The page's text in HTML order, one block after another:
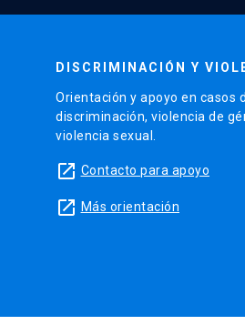
DISCRIMINACIÓN Y
Orientación y apoyo en casos
discriminación, violencia de
violencia sexual.
launch Contacto para apoyo
launch Más orientación